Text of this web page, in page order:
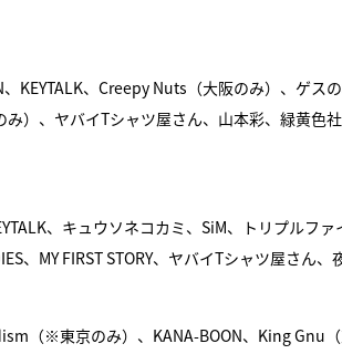
、KEYTALK、Creepy Nuts（大阪のみ）、ゲ
）、ヤバイTシャツ屋さん、山本彩、緑黄
、キュウソネコカミ、SiM、トリプルフ
、MY FIRST STORY、ヤバイTシャツ屋さ
（※東京のみ）、KANA-BOON、King Gnu